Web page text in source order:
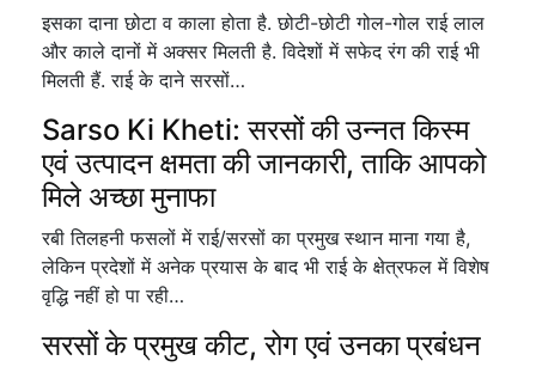
इसका दाना छोटा व काला होता है. छोटी-छोटी गोल-गोल राई लाल
और काले दानों में अक्सर मिलती है. विदेशों में सफेद रंग की राई भी
मिलती हैं. राई के दाने सरसों…
Sarso Ki Kheti: सरसों की उन्नत किस्म
एवं उत्पादन क्षमता की जानकारी, ताकि आपको
मिले अच्छा मुनाफा
रबी तिलहनी फसलों में राई/सरसों का प्रमुख स्थान माना गया है,
लेकिन प्रदेशों में अनेक प्रयास के बाद भी राई के क्षेत्रफल में विशेष
वृद्धि नहीं हो पा रही…
सरसों के प्रमुख कीट, रोग एवं उनका प्रबंधन